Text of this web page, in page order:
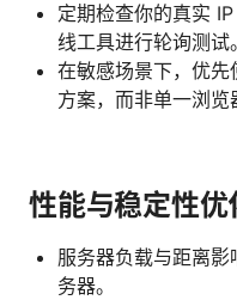
定期检查你的真实
线工具进行轮询测试。
在敏感场景下，优
方案，而非单一浏览
性能与稳定性优
服务器负载与距离
务器。